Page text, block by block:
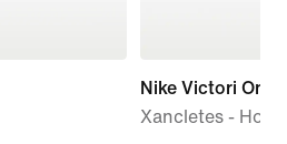
Nike Victori One
Xancletes -